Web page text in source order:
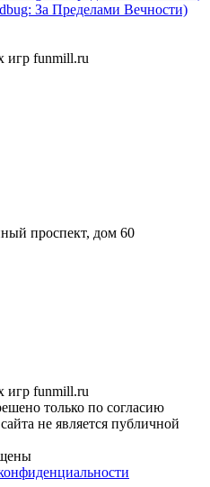
За Пределами Вечности)
игр funmill.ru
проспект, дом 60
игр funmill.ru
только по согласию
не является публичной